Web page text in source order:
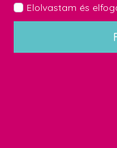
GDPR
*
Elolvastam és